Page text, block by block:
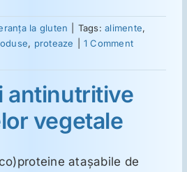
la gluten Tags:alimente,
, proteaze
1 Comment
antinutritive
vegetale
ataşabile de